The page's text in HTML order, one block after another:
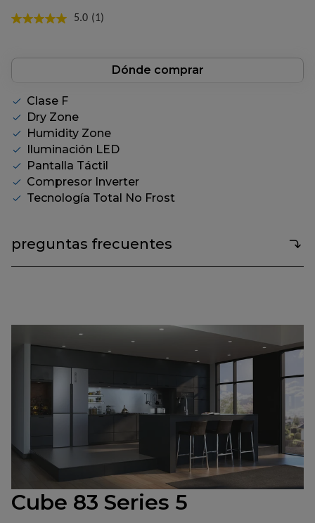
5.0 Lea
Enlace
(1)
Dónde comprar
Clase F
Dry Zone
Humidity Zone
Iluminación LED
Pantalla Táctil
Compresor Inverter
Tecnología Total No Frost
preguntas frecuentes
Cube 83 Series 5